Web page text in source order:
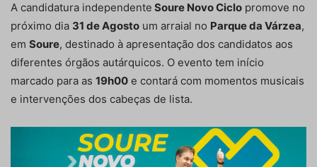
A candidatura independente Soure Novo Ciclo promove no
próximo dia 31 de Agosto um arraial no Parque da Várzea,
em Soure, destinado à apresentação dos candidatos aos
diferentes órgãos autárquicos. O evento tem início
marcado para as 19h00 e contará com momentos musicais
e intervenções dos cabeças de lista.